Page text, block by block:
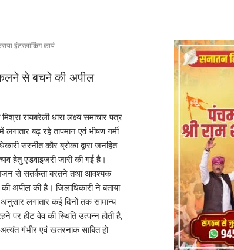
इंटरलॉकिंग कार्य
से बचने की अपील
मिश्रा रायबरेली धारा लक्ष्य समाचार पत्र
बढ़ रहे तापमान एवं भीषण गर्मी
सरनीत कौर ब्रोका द्वारा जनहित
हेतु एडवाइजरी जारी की गई है।
से सतर्कता बरतने तथा आवश्यक
अपील की है। जिलाधिकारी ने बताया
लगातार कई दिनों तक सामान्य
पर हीट वेव की स्थिति उत्पन्न होती है,
गंभीर एवं खतरनाक साबित हो